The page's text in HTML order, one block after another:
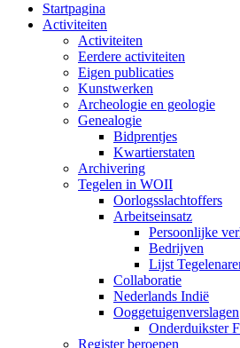
Startpagina
Activiteiten
Activiteiten
Eerdere activiteiten
Eigen publicaties
Kunstwerken
Archeologie en geologie
Genealogie
Bidprentjes
Kwartierstaten
Archivering
Tegelen in WOII
Oorlogsslachtoffers
Arbeitseinsatz
Persoonlijke
Bedrijven
Lijst
Collaboratie
Nederlands Indië
Ooggetuigenverslagen
Onderduikster
Register beroepen